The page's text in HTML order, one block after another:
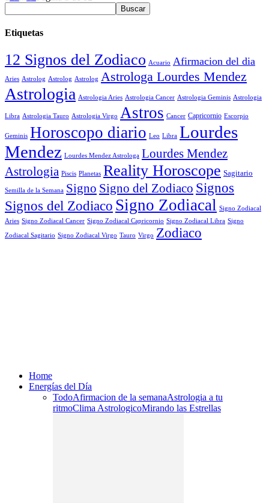
Etiquetas
12 Signos del Zodiaco Acuario Afirmacion del dia
Aries Astrolog Astrolog Astrolog Astrologa Lourdes Mendez
Astrologia Astrologia Aries Astrologia Cancer Astrologia Geminis Astrologia
Libra Astrologia Tauro Astrologia Virgo Astros Cancer Capricornio Escorpio
Geminis Horoscopo diario Leo Libra Lourdes
Mendez Lourdes Mendez Astrologa Lourdes Mendez
Astrologia Piscis Planetas Reality Horoscope Sagitario
Semilla de la Semana Signo Signo del Zodiaco Signos
Signos del Zodiaco Signo Zodiacal Signo Zodiacal
Aries Signo Zodiacal Cancer Signo Zodiacal Capricornio Signo Zodiacal Libra Signo
Zodiacal Sagitario Signo Zodiacal Virgo Tauro Virgo Zodiaco
Home
Energías del Día
TodoAfirmacion de la semanaAstrologia a tu
ritmoClima AstrologicoMirando las Estrellas